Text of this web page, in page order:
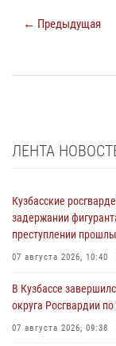
← Предыдущая
ЛЕНТА
Кузбасские
задержании
преступлении
07 августа 2026, 10:40
В Кузбассе
округа Росгвардии
07 августа 2026, 09:38